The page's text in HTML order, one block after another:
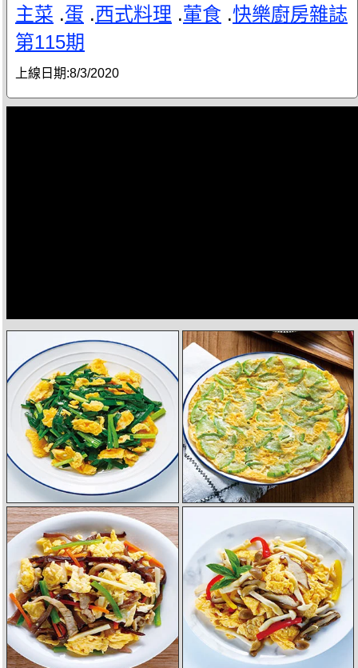
主菜 .蛋 .西式料理 .葷食 .快樂廚房雜誌
第115期
上線日期:8/3/2020